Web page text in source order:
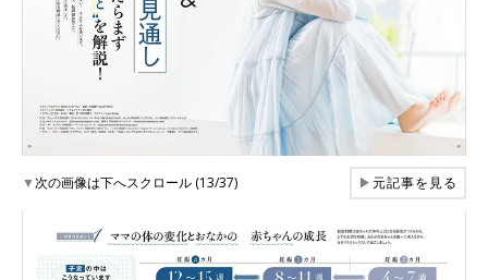
▼次の画像は下へスクロール (13/37) ▶元記事を見る